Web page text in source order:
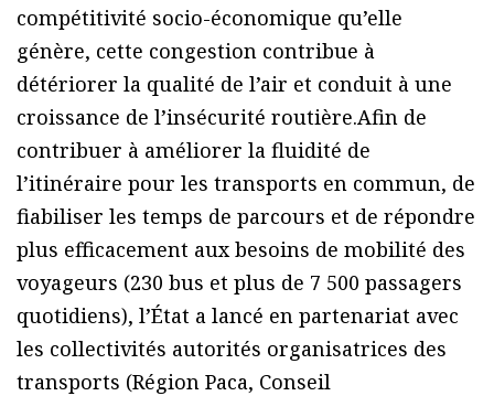
compétitivité socio-économique qu’elle
génère, cette congestion contribue à
détériorer la qualité de l’air et conduit à une
croissance de l’insécurité routière.Afin de
contribuer à améliorer la fluidité de
l’itinéraire pour les transports en commun, de
fiabiliser les temps de parcours et de répondre
plus efficacement aux besoins de mobilité des
voyageurs (230 bus et plus de 7 500 passagers
quotidiens), l’État a lancé en partenariat avec
les collectivités autorités organisatrices des
transports (Région Paca, Conseil